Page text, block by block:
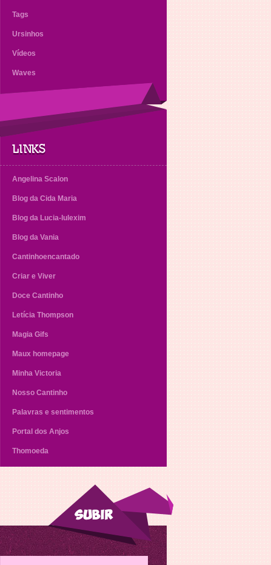
Tags
Ursinhos
Vídeos
Waves
LINKS
Angelina Scalon
Blog da Cida Maria
Blog da Lucia-lulexim
Blog da Vania
Cantinhoencantado
Criar e Viver
Doce Cantinho
Letícia Thompson
Magia Gifs
Maux homepage
Minha Victoria
Nosso Cantinho
Palavras e sentimentos
Portal dos Anjos
Thomoeda